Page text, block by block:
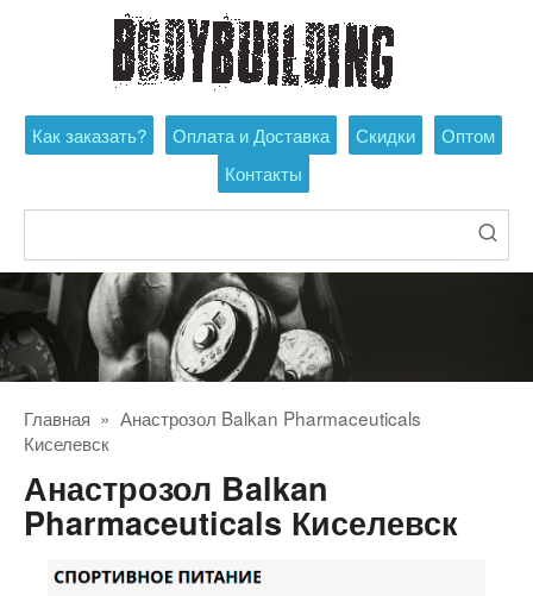
Как заказать? Оплата и Доставка Скидки
Оптом
Контакты
Главная » Анастрозол Balkan Pharmaceuticals
Киселевск
Анастрозол Balkan
Pharmaceuticals Киселевск